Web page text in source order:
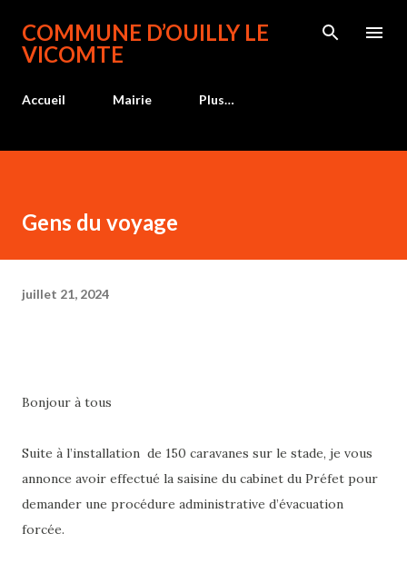
Accéder au contenu principal
COMMUNE D’OUILLY LE
VICOMTE
Accueil Mairie Plus…
Gens du voyage
juillet 21, 2024
Bonjour à tous
Suite à l’installation de 150 caravanes sur le stade, je vous
annonce avoir effectué la saisine du cabinet du Préfet pour
demander une procédure administrative d’évacuation
forcée.